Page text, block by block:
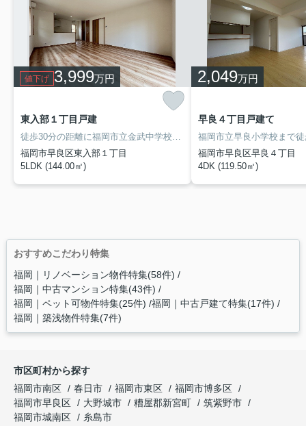
値下げ 3,999万円
東入部１丁目戸建
福岡市早良区東入部１丁目
5LDK (144.00㎡)
2,049万円
早良４丁目戸建て
福岡市早良区早良４丁目
4DK (119.50㎡)
おすすめこだわり特集
福岡｜リノベーション物件特集(58件)
福岡｜中古マンション特集(43件)
福岡｜ペット可物件特集(25件) 福岡｜中古戸建て特集(17件)
福岡｜築浅物件特集(7件)
市区町村から探す
福岡市南区
春日市 福岡市東区
福岡市博多区
福岡市早良区
大野城市 糟屋郡新宮町
筑紫野市
福岡市城南区
糸島市